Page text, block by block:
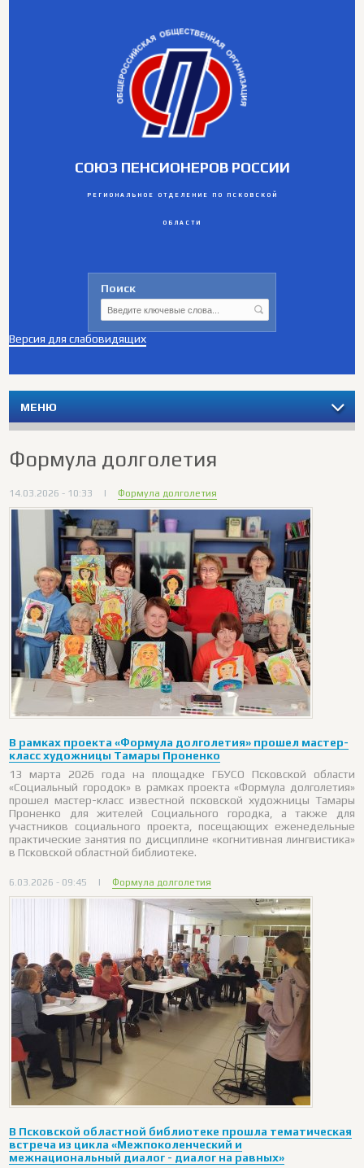
СОЮЗ ПЕНСИОНЕРОВ РОССИИ
РЕГИОНАЛЬНОЕ ОТДЕЛЕНИЕ ПО ПСКОВСКОЙ
ОБЛАСТИ
Поиск
Версия для слабовидящих
МЕНЮ
Формула долголетия
14.03.2026 - 10:33 | Формула долголетия
В рамках проекта «Формула долголетия» прошел мастер-
класс художницы Тамары Проненко
13 марта 2026 года на площадке ГБУСО Псковской области
«Социальный городок» в рамках проекта «Формула долголетия»
прошел мастер-класс известной псковской художницы Тамары
Проненко для жителей Социального городка, а также для
участников социального проекта, посещающих еженедельные
практические занятия по дисциплине «когнитивная лингвистика»
в Псковской областной библиотеке.
6.03.2026 - 09:45 | Формула долголетия
В Псковской областной библиотеке прошла тематическая
встреча из цикла «Межпоколенческий и
межнациональный диалог - диалог на равных»